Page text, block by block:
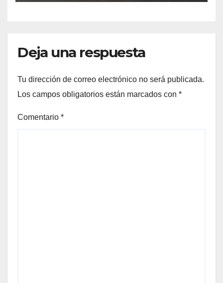
Deja una respuesta
Tu dirección de correo electrónico no será publicada.
Los campos obligatorios están marcados con *
Comentario *